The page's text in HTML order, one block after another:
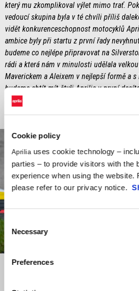
Cookie policy
Aprilia uses cookie technology –
parties – to provide visitors with the
experience when using the website.
please refer to our privacy notice.
Consent
Selection
Necessary
Preferences
který mu zkomplikoval výlet mimo trať.
vedoucí skupina byla v té chvíli příliš
vidět konkurenceschopnost motocyklů
ambice byly při startu z první řady
budeme co nejlépe připravovat na
rádi a která nám v minulosti udělala
Maverickem a Aleixem v nejlepší formě a s
budeme chtít mít čtyři Aprilie v první
Item
Item